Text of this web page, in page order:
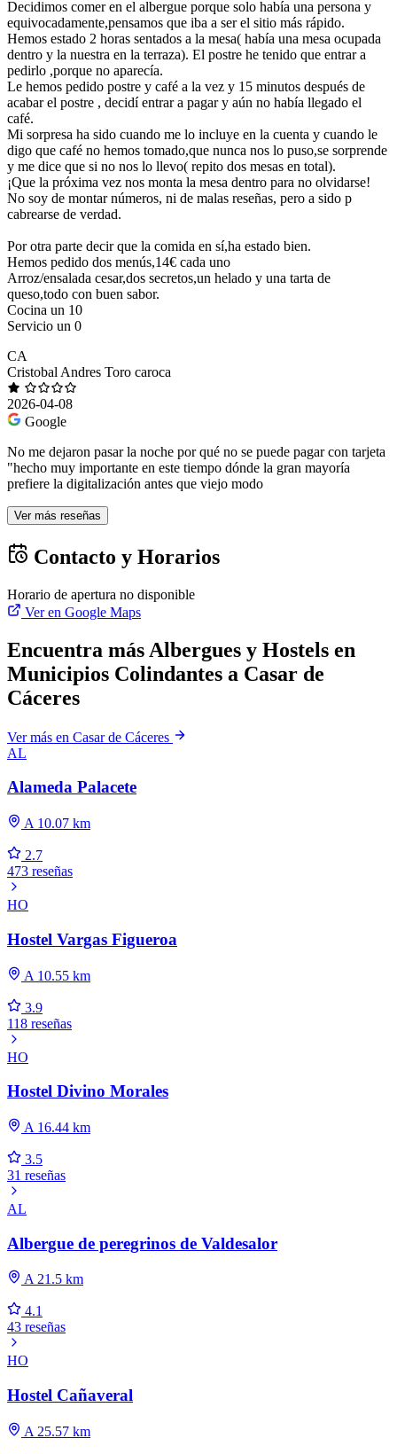
Decidimos comer en el albergue porque solo había una persona y
equivocadamente,pensamos que iba a ser el sitio más rápido.
Hemos estado 2 horas sentados a la mesa( había una mesa ocupada
dentro y la nuestra en la terraza). El postre he tenido que entrar a
pedirlo ,porque no aparecía.
Le hemos pedido postre y café a la vez y 15 minutos después de
acabar el postre , decidí entrar a pagar y aún no había llegado el
café.
Mi sorpresa ha sido cuando me lo incluye en la cuenta y cuando le
digo que café no hemos tomado,que nunca nos lo puso,se sorprende
y me dice que si no nos lo llevo( repito dos mesas en total).
¡Que la próxima vez nos monta la mesa dentro para no olvidarse!
No soy de montar números, ni de malas reseñas, pero a sido p
cabrearse de verdad.
Por otra parte decir que la comida en sí,ha estado bien.
Hemos pedido dos menús,14€ cada uno
Arroz/ensalada cesar,dos secretos,un helado y una tarta de
queso,todo con buen sabor.
Cocina un 10
Servicio un 0
CA
Cristobal Andres Toro caroca
2026-04-08
Google
No me dejaron pasar la noche por qué no se puede pagar con tarjeta
"hecho muy importante en este tiempo dónde la gran mayoría
prefiere la digitalización antes que viejo modo
Ver más reseñas
Contacto y Horarios
Horario de apertura no disponible
Ver en Google Maps
Encuentra más Albergues y Hostels en
Municipios Colindantes a Casar de
Cáceres
Ver más en Casar de Cáceres
AL
Alameda Palacete
A 10.07 km
2.7
473 reseñas
HO
Hostel Vargas Figueroa
A 10.55 km
3.9
118 reseñas
HO
Hostel Divino Morales
A 16.44 km
3.5
31 reseñas
AL
Albergue de peregrinos de Valdesalor
A 21.5 km
4.1
43 reseñas
HO
Hostel Cañaveral
A 25.57 km